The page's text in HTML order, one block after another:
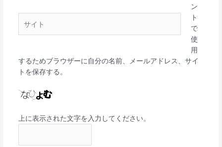
*
ン
ト
で
使
用
するためブラウザーに自分の名前、メールアドレス、サイ
トを保存する。
上に表示された文字を入力してください。